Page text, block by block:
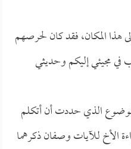
المكان، فقد كان لحرصهم
في مجيئي إليكم وحديثي
الذي حددت أن أتكلم
الأخ للآيات وصفان ذكرهما